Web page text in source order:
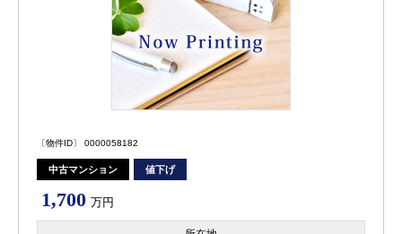
〔物件ID〕 0000058182
中古マンション 値下げ
1,700 万円